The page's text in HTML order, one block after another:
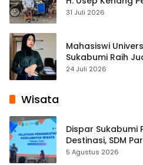
Cisaat
31 Juli 2026
Mahasiswi
Sukabumi Raih
Pembelajaran
24 Juli 2026
Wisata
Dispar Sukabumi
Destinasi, SDM
hingga Teknik
5 Agustus 2026